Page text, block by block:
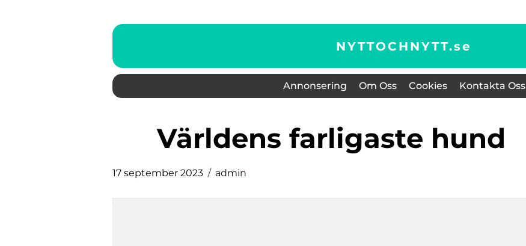
NYTTOCHNYTT.se
Annonsering Om Oss Cookies Kontakta Oss
världens farligaste hund
17 september 2023 admin